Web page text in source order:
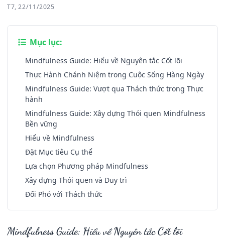
T7, 22/11/2025
Mục lục:
Mindfulness Guide: Hiểu về Nguyên tắc Cốt lõi
Thực Hành Chánh Niệm trong Cuộc Sống Hàng Ngày
Mindfulness Guide: Vượt qua Thách thức trong Thực
hành
Mindfulness Guide: Xây dựng Thói quen Mindfulness
Bền vững
Hiểu về Mindfulness
Đặt Mục tiêu Cụ thể
Lựa chọn Phương pháp Mindfulness
Xây dựng Thói quen và Duy trì
Đối Phó với Thách thức
Mindfulness Guide: Hiểu về Nguyên tắc Cốt lõi